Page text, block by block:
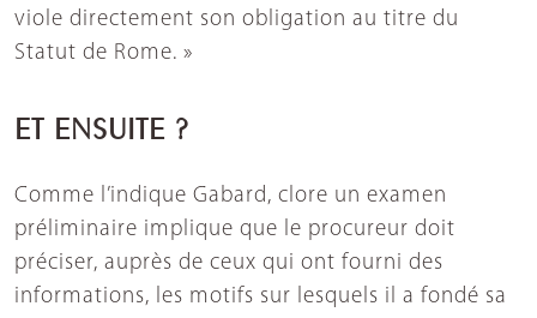
viole directement son obligation au titre du
Statut de Rome. »
ET ENSUITE ?
Comme l’indique Gabard, clore un examen
préliminaire implique que le procureur doit
préciser, auprès de ceux qui ont fourni des
informations, les motifs sur lesquels il a fondé sa